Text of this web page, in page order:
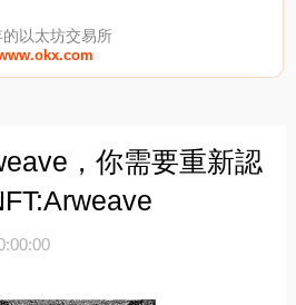
以太坊交易所
，你需要重新認